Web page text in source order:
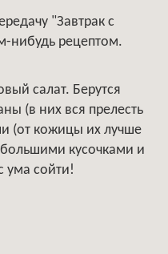
"Завтрак с
нибудь рецептом.
салат. Берутся
(в них вся прелесть
(от кожицы их лучше
кусочками и
ума сойти!